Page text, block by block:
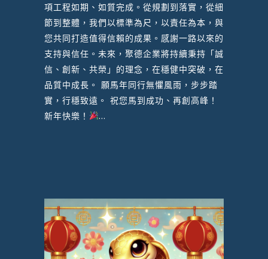
項工程如期、如質完成。從規劃到落實，從細
節到整體，我們以標準為尺，以責任為本，與
您共同打造值得信賴的成果。感謝一路以來的
支持與信任。未來，聚德企業將持續秉持「誠
信、創新、共榮」的理念，在穩健中突破，在
品質中成長。 願馬年同行無懼風雨，步步踏
實，行穩致遠。 祝您馬到成功、再創高峰！
新年快樂！
...